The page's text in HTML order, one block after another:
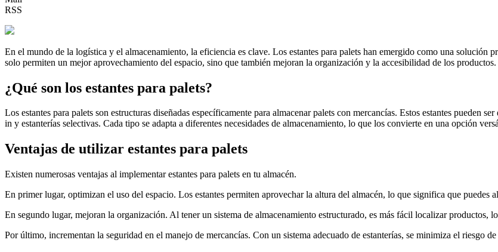
RSS
En el mundo de la logística y el almacenamiento, la eficiencia es clave. Los estantes para palets han emergido como una solución
solo permiten un mejor aprovechamiento del espacio, sino que también mejoran la organización y la accesibilidad de los productos.
¿Qué son los estantes para palets?
Los estantes para palets son estructuras diseñadas específicamente para almacenar palets con mercancías. Estos estantes pueden
in y estanterías selectivas. Cada tipo se adapta a diferentes necesidades de almacenamiento, lo que los convierte en una opción
Ventajas de utilizar estantes para palets
Existen numerosas ventajas al implementar estantes para palets en tu almacén.
En primer lugar, optimizan el uso del espacio. Los estantes permiten aprovechar la altura del almacén, lo que significa que puedes
En segundo lugar, mejoran la organización. Al tener un sistema de almacenamiento estructurado, es más fácil localizar productos,
Por último, incrementan la seguridad en el manejo de mercancías. Con un sistema adecuado de estanterías, se minimiza el riesgo